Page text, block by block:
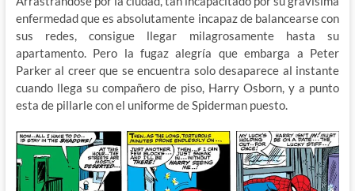
enfermedad que es absolutamente incapaz de balancearse con
sus redes, consigue llegar milagrosamente hasta su
apartamento. Pero la fugaz alegría que embarga a Peter
Parker al creer que se encuentra solo desaparece al instante
cuando llega su compañero de piso, Harry Osborn, y a punto
esta de pillarle con el uniforme de Spiderman puesto.